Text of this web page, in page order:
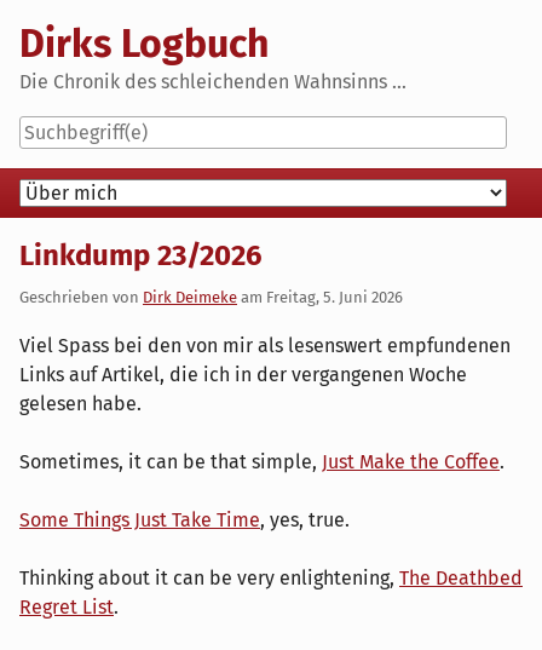
content
Dirks Logbuch
Die Chronik des schleichenden Wahnsinns ...
Navigation
Linkdump 23/2026
Geschrieben von Dirk Deimeke am Freitag, 5. Juni 2026
Viel Spass bei den von mir als lesenswert empfundenen
Links auf Artikel, die ich in der vergangenen Woche
gelesen habe.
Sometimes, it can be that simple, Just Make the Coffee.
Some Things Just Take Time, yes, true.
Thinking about it can be very enlightening, The Deathbed
Regret List.